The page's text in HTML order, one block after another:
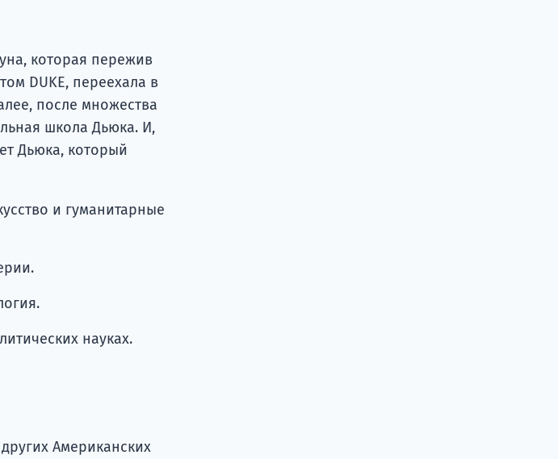
которая пережив
DUKE, переехала в
после множества
школа Дьюка. И,
Дьюка, который
и гуманитарные
науках.
Американских